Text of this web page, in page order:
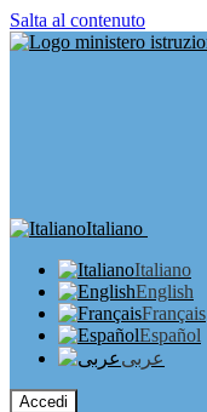
Salta al contenuto
Italiano
Italiano
English
Français
Español
عربى
Accedi